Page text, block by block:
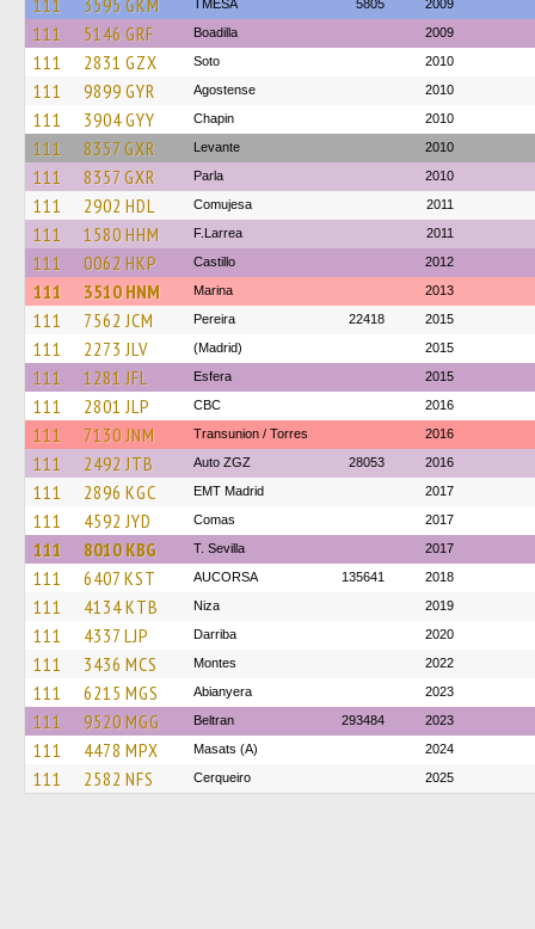
111 3595 GKM TMESA 5805 2009
111 5146 GRF Boadilla 2009
111 2831 GZX Soto 2010
111 9899 GYR Agostense 2010
111 3904 GYY Chapin 2010
111 8357 GXR Levante 2010
111 8357 GXR Parla 2010
111 2902 HDL Comujesa 2011
111 1580 HHM F.Larrea 2011
111 0062 HKP Castillo 2012
111 3510 HNM Marina 2013
111 7562 JCM Pereira 22418 2015
111 2273 JLV (Madrid) 2015
111 1281 JFL Esfera 2015
111 2801 JLP CBC 2016
111 7130 JNM Transunion / Torres 2016
111 2492 JTB Auto ZGZ 28053 2016
111 2896 KGC EMT Madrid 2017
111 4592 JYD Comas 2017
111 8010 KBG T. Sevilla 2017
111 6407 KST AUCORSA 135641 2018
111 4134 KTB Niza 2019
111 4337 LJP Darriba 2020
111 3436 MCS Montes 2022
111 6215 MGS Abianyera 2023
111 9520 MGG Beltran 293484 2023
111 4478 MPX Masats (A) 2024
111 2582 NFS Cerqueiro 2025